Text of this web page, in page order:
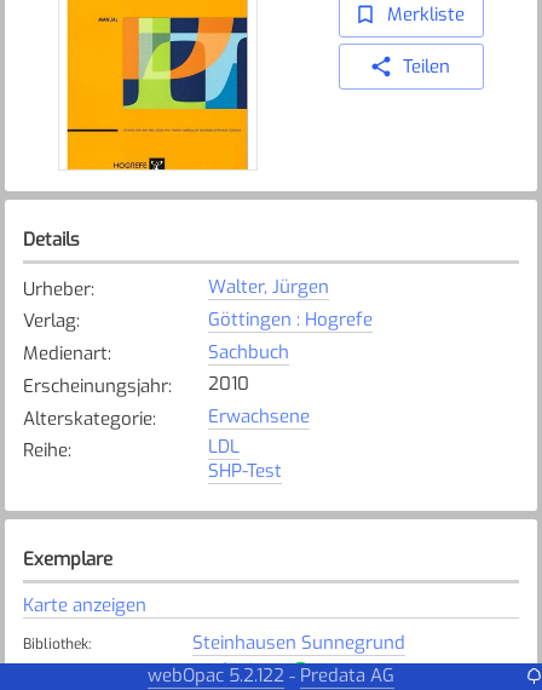
Merkliste
Teilen
Details
Urheber:
Walter, Jürgen
Verlag:
Göttingen : Hogrefe
Medienart:
Sachbuch
Erscheinungsjahr:
2010
Alterskategorie:
Erwachsene
Reihe:
LDL
SHP-Test
Exemplare
Karte anzeigen
Bibliothek: Steinhausen Sunnegrund
Verfügbar
webOpac 5.2.122 - Predata AG